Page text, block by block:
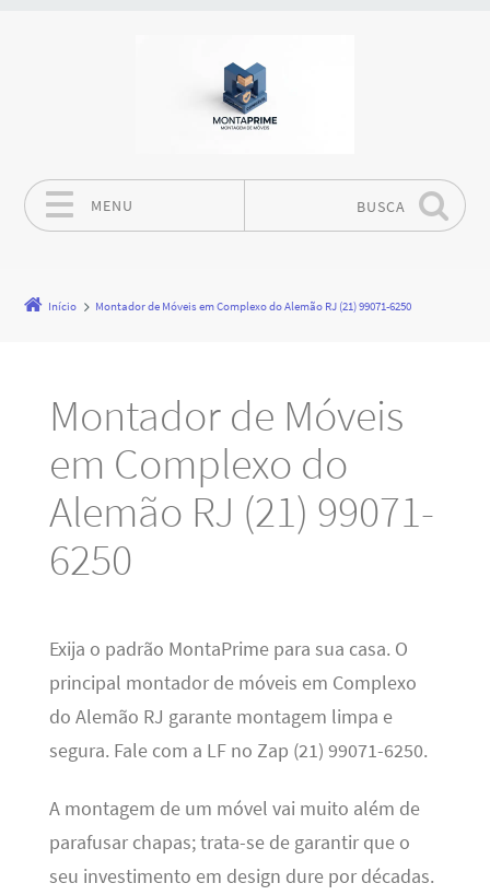
MENU BUSCA
Início Montador de Móveis em Complexo do Alemão RJ (21) 99071-6250
Montador de Móveis
em Complexo do
Alemão RJ (21) 99071-
6250
Exija o padrão MontaPrime para sua casa. O
principal montador de móveis em Complexo
do Alemão RJ garante montagem limpa e
segura. Fale com a LF no Zap (21) 99071-6250.
A montagem de um móvel vai muito além de
parafusar chapas; trata-se de garantir que o
seu investimento em design dure por décadas.